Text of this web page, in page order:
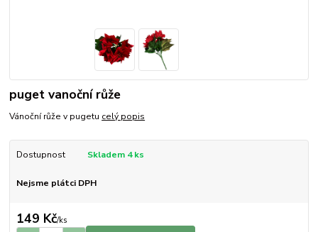
puget vanoční růže
Vánoční růže v pugetu celý popis
Dostupnost Skladem 4 ks
Nejsme plátci DPH
149 Kč/ks